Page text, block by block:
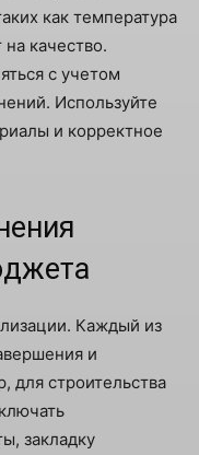
как температура
качество.
с учетом
Используйте
и корректное
Каждый из
и
строительства
закладку